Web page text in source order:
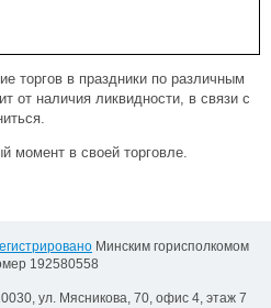
торгов в праздники по различным
от наличия ликвидности, в связи с
момент в своей торговле.
Минским горисполкомом
192580558
ул. Мясникова, 70, офис 4, этаж 7